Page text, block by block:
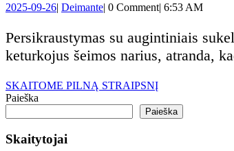
2025-09-262025-
| DeimanteDeimante
| 0 Comment| 6:53 AM
Persikraustymas su augintiniais sukelia papildomų iššūkių, kurie gali paversti ir taip sudėtingą procesą tikru išbandymu. Daugelis šeimų, turinčių
keturkojus šeimos narius, atranda,
SKAITOME PILNĄ STRAIPSNĮSKAITOME
STRAIPSNĮ
Paieška
Paieška
Skaitytojai